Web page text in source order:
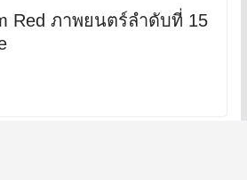
Red ภาพยนตร์ลำดับที่ 15